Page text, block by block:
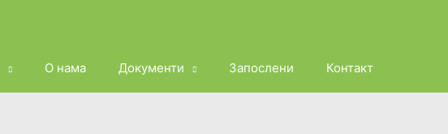
О нама Документи Запослени Контакт